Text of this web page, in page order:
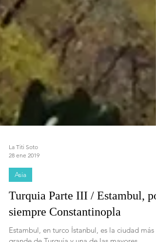
La Titi Soto
28 ene 2019
Asia
Turquia Parte III / Estambul,
siempre Constantinopla